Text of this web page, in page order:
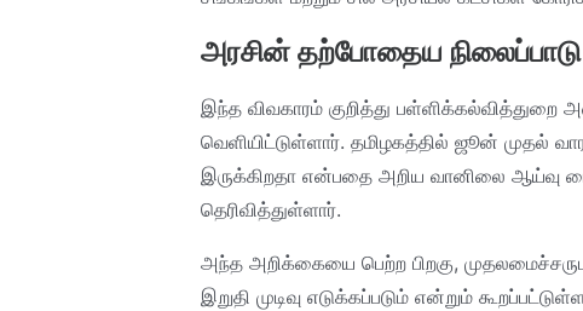
அரசின் தற்போதைய நிலைப்பாடு
இந்த விவகாரம் குறித்து
வெளியிட்டுள்ளார். தமிழகத்தில் ஜூன் முதல்
இருக்கிறதா என்பதை அறிய வானிலை ஆய்வு
தெரிவித்துள்ளார்.
அந்த அறிக்கையை பெற்ற பிறகு,
இறுதி முடிவு எடுக்கப்படும் என்றும்